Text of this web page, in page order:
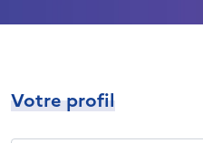
Votre profil